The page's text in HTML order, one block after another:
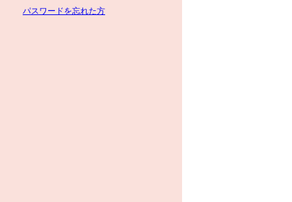
パスワードを忘れた方